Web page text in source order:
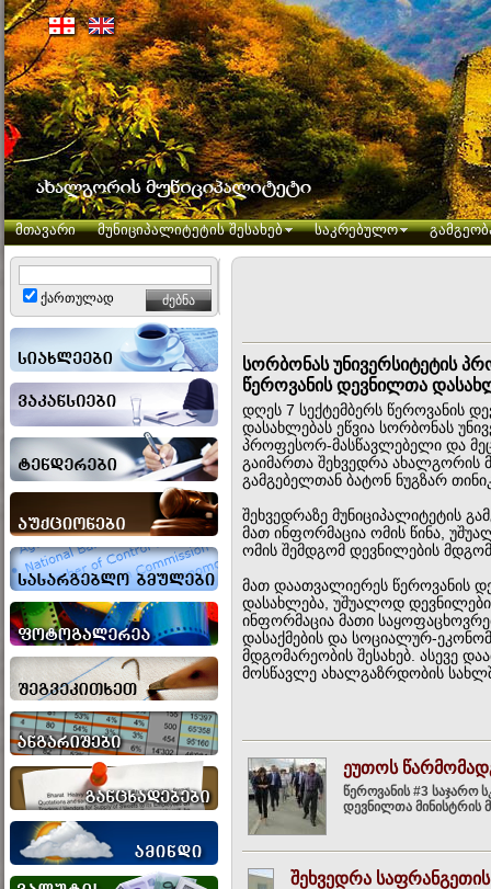
მთავარი მუნიციპალიტეტის შესახებ საკრებულო
ქართულად
სორბონას უნივერსიტეტის
წეროვანის დევნილთა
დღეს 7 სექტემბერს წეროვანის
დასახლებას ეწვია სორბონას
პროფესორ-მასწავლებელი და
გაიმართა შეხვედრა ახალგორის
გამგებელთან ბატონ ნუგზარ
შეხვედრაზე მუნიციპალიტეტის
მათ ინფორმაცია ომის წინა,
ომის შემდგომ დევნილების
მათ დაათვალიერეს წეროვანის
დასახლება, უშუალოდ
ინფორმაცია მათი
დასაქმების და სოციალურ-
მდგომარეობის შესახებ. ასევე
მოსწავლე ახალგაზრდობის
ეუთოს
წეროვანის #3 საჯარო
დევნილთა მინისტრის
შეხვედრა